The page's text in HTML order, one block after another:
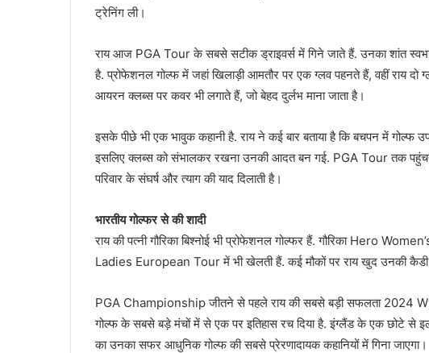
ट्रेनिंग ली।
राय आज PGA Tour के सबसे सटीक ड्राइवर्स में गिने जाते हैं. उनका शांत
है. प्रोफेशनल गोल्फ में जहां खिलाड़ी आमतौर पर एक ग्लव पहनते हैं, वहीं राय दो
आयरन क्लब्स पर कवर भी लगाते हैं, जो बेहद दुर्लभ माना जाता है।
इसके पीछे भी एक भावुक कहानी है. राय ने कई बार बताया है कि बचपन में
इसलिए क्लब्स को संभालकर रखना उनकी आदत बन गई. PGA Tour तक पहुंचने
परिवार के संघर्ष और त्याग की याद दिलाती है।
भारतीय गोल्फर से की शादी
राय की पत्नी गौरिका बिश्नोई भी प्रोफेशनल गोल्फर हैं. गौरिका Hero
Ladies European Tour में भी खेलती हैं. कई मौकों पर राय खुद उनकी कैडी
PGA Championship जीतने से पहले राय की सबसे बड़ी सफलता 2024
गोल्फ के सबसे बड़े मंचों में से एक पर इतिहास रच दिया है. इंग्लैंड के एक छोटे
का उनका सफर आधुनिक गोल्फ की सबसे प्रेरणादायक कहानियों में गिना जाएगा।